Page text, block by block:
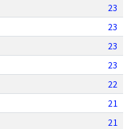
23
23
23
23
22
21
21